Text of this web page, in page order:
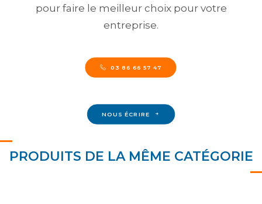
pour faire le meilleur choix pour votre
entreprise.
03 86 66 57 47
NOUS ÉCRIRE
PRODUITS DE LA MÊME CATÉGORIE